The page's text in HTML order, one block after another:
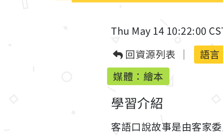
Thu May 14 10:22:00
回資源列表
語言
媒體：繪本
學習介紹
客語口說故事是由客家